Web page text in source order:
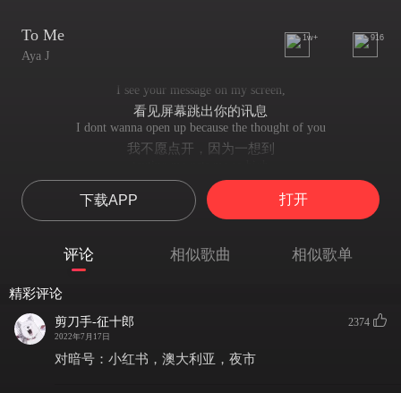
To Me
Aya J
1w+ 916
I see your message on my screen,
看见屏幕跳出你的讯息
I dont wanna open up because the thought of you
我不愿点开，因为一想到
你的联络让我仿佛身处云端
So high I can't come down,
思绪漂浮 无法冷静
如果我跌入爱里
And now I'm stuck here with no ends,
only memories and friends that I hold onto
下载APP 打开
评论 相似歌曲 相似歌单
精彩评论
剪刀手-征十郎
2022年7月17日
2374
对暗号：小红书，澳大利亚，夜市